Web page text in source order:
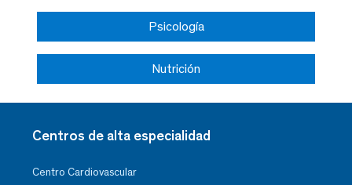
Psicología
Nutrición
Centros de alta especialidad
Centro Cardiovascular